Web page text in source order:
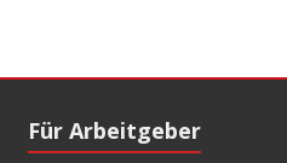
Für Arbeitgeber